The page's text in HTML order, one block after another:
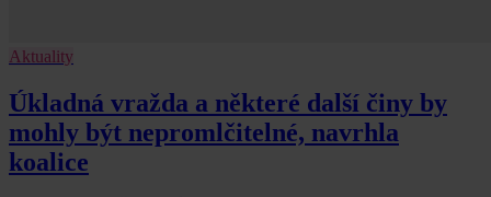
Aktuality
Úkladná vražda a některé další činy by
mohly být nepromlčitelné, navrhla
koalice